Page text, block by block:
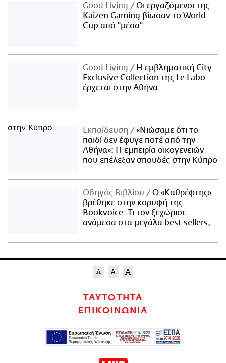
Good Living
Οι εργαζόμενοι της
Kaizen Gaming βίωσαν το World
Cup από "μέσα"
Good Living
Η εμβληματική City
Exclusive Collection της Le Labo
έρχεται στην Αθήνα
Εκπαίδευση
«Νιώσαμε ότι το
παιδί δεν έφυγε ποτέ από την
Αθήνα»: Η εμπειρία οικογενειών
που επέλεξαν σπουδές στην Κύπρο
Οδηγός Βιβλίου
Ο «Καθρέφτης»
βρέθηκε στην κορυφή της
Bookvoice. Τι τον ξεχώρισε
ανάμεσα στα μεγάλα best sellers;
ΤΑΥΤΟΤΗΤΑ
ΕΠΙΚΟΙΝΩΝΙΑ